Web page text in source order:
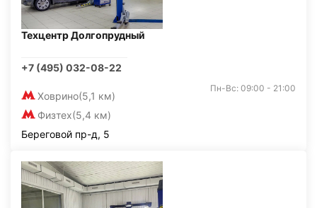
Техцентр Долгопрудный
+7 (495) 032-08-22
Ховрино(5,1 км)
Физтех(5,4 км)
Пн-Вс: 09:00 - 21:00
Береговой пр-д, 5